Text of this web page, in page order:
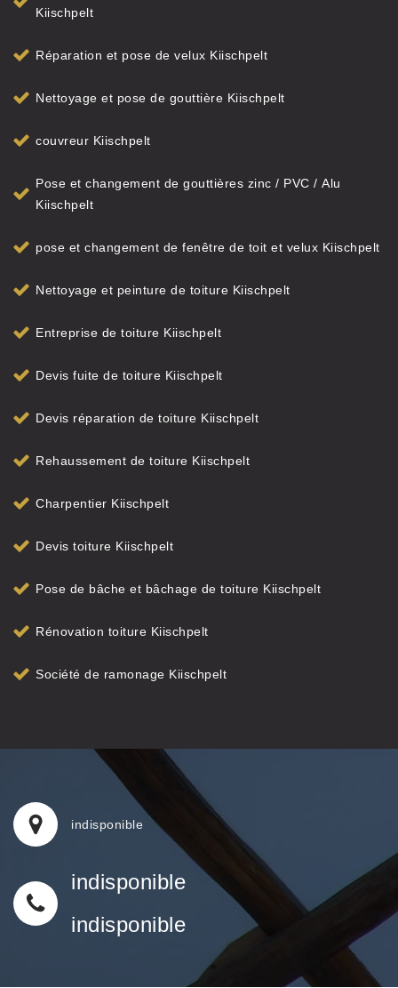
Kiischpelt
Réparation et pose de velux Kiischpelt
Nettoyage et pose de gouttière Kiischpelt
couvreur Kiischpelt
Pose et changement de gouttières zinc / PVC / Alu
Kiischpelt
pose et changement de fenêtre de toit et velux Kiischpelt
Nettoyage et peinture de toiture Kiischpelt
Entreprise de toiture Kiischpelt
Devis fuite de toiture Kiischpelt
Devis réparation de toiture Kiischpelt
Rehaussement de toiture Kiischpelt
Charpentier Kiischpelt
Devis toiture Kiischpelt
Pose de bâche et bâchage de toiture Kiischpelt
Rénovation toiture Kiischpelt
Société de ramonage Kiischpelt
indisponible
indisponible
indisponible